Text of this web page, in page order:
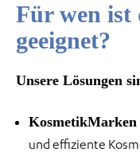
Für wen ist
geeignet?
Unsere Lösungen
und effiziente